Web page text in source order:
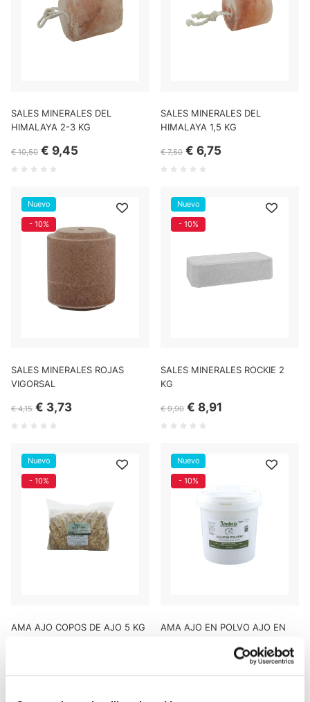
SALES MINERALES DEL
HIMALAYA 2-3 KG
€ 10,50 € 9,45
SALES MINERALES DEL
HIMALAYA 1,5 KG
€ 7,50 € 6,75
Nuevo
- 10%
SALES MINERALES ROJAS
VIGORSAL
€ 4,15 € 3,73
Nuevo
- 10%
SALES MINERALES ROCKIE 2
KG
€ 9,90 € 8,91
Nuevo
- 10%
AMA AJO COPOS DE AJO 5 KG
Nuevo
- 10%
AMA AJO EN POLVO AJO EN